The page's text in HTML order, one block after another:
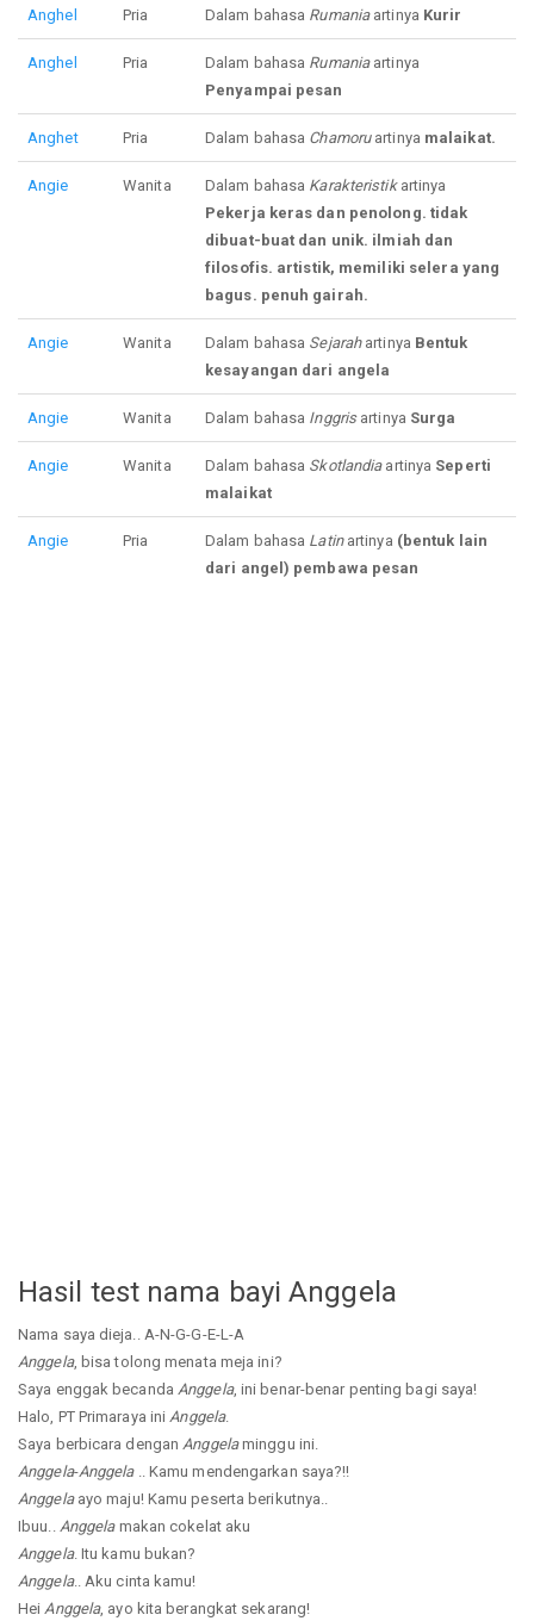
Anghel Pria Dalam bahasa Rumaniaartinya Kurir
Anghel Pria Dalam bahasa Rumaniaartinya
Penyampai pesan
Anghet Pria Dalam bahasa Chamoruartinya malaikat.
Angie Wanita Dalam bahasa Karakteristikartinya
Pekerja keras dan penolong. tidak
dibuat-buat dan unik. ilmiah dan
filosofis. artistik, memiliki selera yang
bagus. penuh gairah.
Angie Wanita Dalam bahasa Sejarahartinya Bentuk
kesayangan dari angela
Angie Wanita Dalam bahasa Inggrisartinya Surga
Angie Wanita Dalam bahasa Skotlandiaartinya Seperti
malaikat
Angie Pria Dalam bahasa Latinartinya (bentuk lain
dari angel) pembawa pesan
Hasil test nama bayi Anggela
Nama saya dieja.. A-N-G-G-E-L-A
Anggela, bisa tolong menata meja ini?
Saya enggak becanda Anggela, ini benar-benar penting bagi saya!
Halo, PT Primaraya iniAnggela.
Saya berbicara denganAnggelaminggu ini.
Anggela-Anggela.. Kamu mendengarkan saya?!!
Anggelaayo maju! Kamu peserta berikutnya..
Ibuu.. Anggelamakan cokelat aku
Anggela. Itu kamu bukan?
Anggela.. Aku cinta kamu!
HeiAnggela, ayo kita berangkat sekarang!